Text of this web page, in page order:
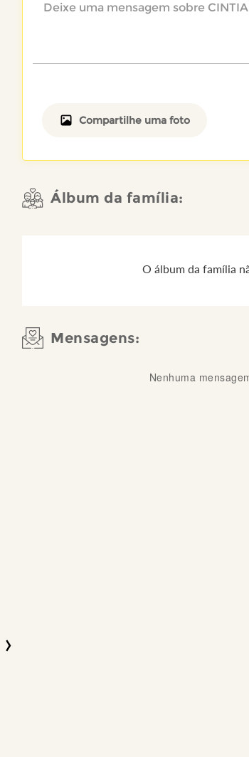
›
Compartilhe uma foto
Álbum da família:
O álbum da família
Mensagens:
Nenhuma